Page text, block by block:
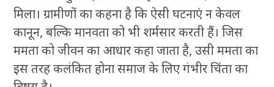
मिला। ग्रामीणों का कहना है कि ऐसी घटनाएं न केवल
कानून, बल्कि मानवता को भी शर्मसार करती हैं। जिस
ममता को जीवन का आधार कहा जाता है, उसी ममता का
इस तरह कलंकित होना समाज के लिए गंभीर चिंता का